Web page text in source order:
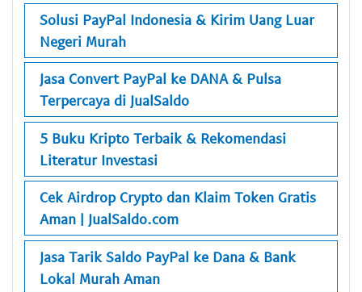
Solusi PayPal Indonesia & Kirim Uang Luar
Negeri Murah
Jasa Convert PayPal ke DANA & Pulsa
Terpercaya di JualSaldo
5 Buku Kripto Terbaik & Rekomendasi
Literatur Investasi
Cek Airdrop Crypto dan Klaim Token Gratis
Aman | JualSaldo.com
Jasa Tarik Saldo PayPal ke Dana & Bank
Lokal Murah Aman